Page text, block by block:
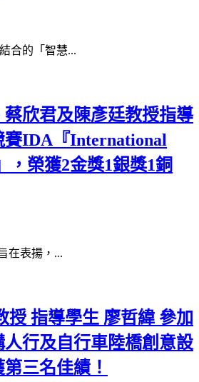
合的「智慧...
欣君及陳彥廷教授指導
賽IDA『International
，榮獲2金獎1銀獎1銅
在表揚，...
授 指導學生 廖哲緯 參加
人行及自行車陸橋創意設
三名佳績！